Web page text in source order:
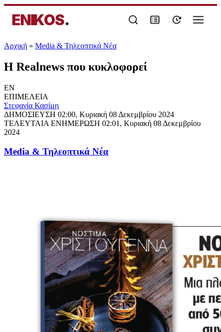
ENIKOS.
Αρχική » Media & Τηλεοπτικά Νέα
Η Realnews που κυκλοφορεί
EN
ΕΠΙΜΕΛΕΙΑ
Στεφανία Κασίμη
ΔΗΜΟΣΙΕΥΣΗ 02:00, Κυριακή 08 Δεκεμβρίου 2024
ΤΕΛΕΥΤΑΙΑ ΕΝΗΜΕΡΩΣΗ 02:01, Κυριακή 08 Δεκεμβρίου
2024
Media & Τηλεοπτικά Νέα